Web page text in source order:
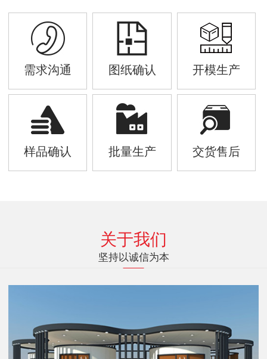
需求沟通 图纸确认 开模生产
样品确认 批量生产 交货售后
关于我们
坚持以诚信为本